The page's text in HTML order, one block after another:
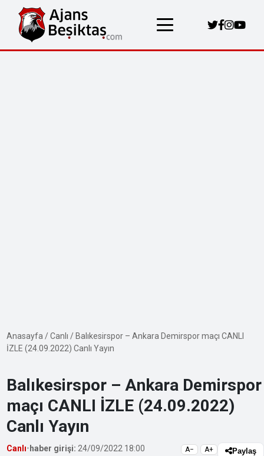
Anasayfa /Canlı / Balıkesirspor – Ankara Demirspor maçı CANLI
İZLE (24.09.2022) Canlı Yayın
Balıkesirspor – Ankara Demirspor
maçı CANLI İZLE (24.09.2022)
Canlı Yayın
Canlı• haber girişi: 24/09/2022 18:00 A− A+ Paylaş